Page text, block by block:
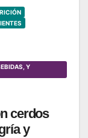
Y
cerdos
y